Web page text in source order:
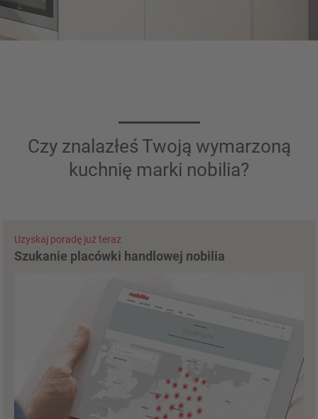
Czy znalazłeś Twoją wymarzoną
kuchnię marki nobilia?
Uzyskaj poradę już teraz
Szukanie placówki handlowej nobilia